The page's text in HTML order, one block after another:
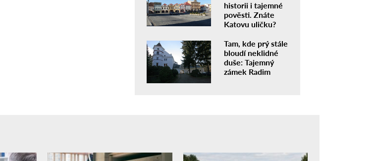
historii i tajemné
pověsti. Znáte
Katovu uličku?
Tam, kde prý stále
bloudí neklidné
duše: Tajemný
zámek Radim